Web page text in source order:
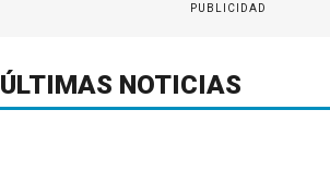
PUBLICIDAD
ÚLTIMAS NOTICIAS